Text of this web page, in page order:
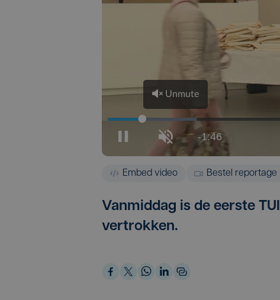
Embed video Bestel reportage
Vanmiddag is de eerste
vertrokken.